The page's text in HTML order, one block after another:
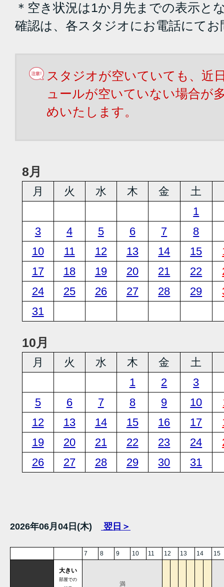
＊空き状況は1か月先までの表示と
確認は、各スタジオにお電話にて
スタジオが空いていても、近
ュールが空いていない場合が
めいたします。
8月
月 火 水 木 金 土
1
3
4 5 6 7
8
10
11 12 13 14 15
17
18 19 20 21 22
24
25 26 27 28 29
31
10月
月 火 水 木 金 土
1
2
3
5
6 7 8 9 10
12
13 14 15 16 17
19
20 21 22 23 24
26
27 28 29 30 31
2026年06月04日(木) 翌日＞
7 8 9 10 11 12 13 14 15
大きい
部屋での
満